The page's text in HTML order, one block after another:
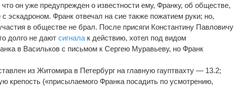
он уже предупрежден о известности ему, Франку, об обществе,
эскадроном. Франк отвечал на сие также пожатием руки; но,
в обществе не брал. После присяги Константину Павловичу
долго не даютсигнала к действию, хотел под видом
в Васильков с письмом к Сергею Муравьеву, но Франк
из Житомира в Петербург на главную гауптвахту — 13.2;
крепость («присылаемого Франка посадить по усмотрению,